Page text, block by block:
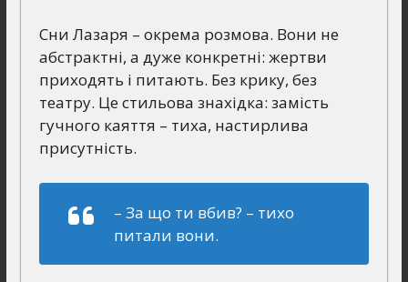
Сни Лазаря – окрема розмова. Вони не
абстрактні, а дуже конкретні: жертви
приходять і питають. Без крику, без
театру. Це стильова знахідка: замість
гучного каяття – тиха, настирлива
присутність.
– За що ти вбив? – тихо
питали вони.